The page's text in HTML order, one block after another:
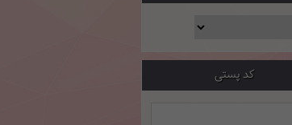
کد پستی